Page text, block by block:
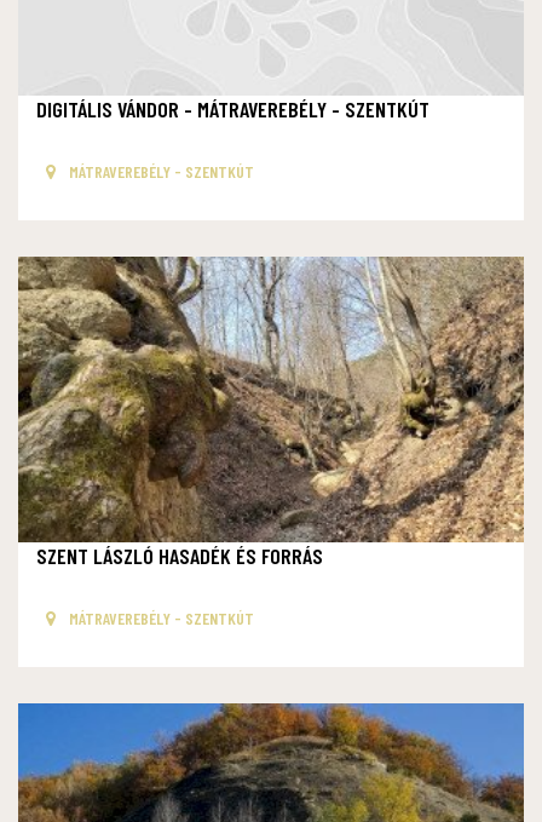
DIGITÁLIS VÁNDOR - MÁTRAVEREBÉLY - SZENTKÚT
MÁTRAVEREBÉLY - SZENTKÚT
SZENT LÁSZLÓ HASADÉK ÉS FORRÁS
MÁTRAVEREBÉLY - SZENTKÚT